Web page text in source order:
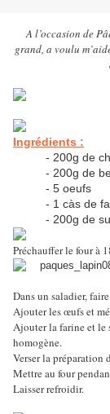
A l’occasion de
grand, a voulu
Ingrédients :
- 200g de
- 200g de
- 5 oeufs
- 1 càs de
- 200g de
Préchauffer le four à
Dans un saladier,
Ajouter les œufs et
Ajouter la farine et le
homogène.
Verser la préparation
Mettre au four
Laisser refroidir.